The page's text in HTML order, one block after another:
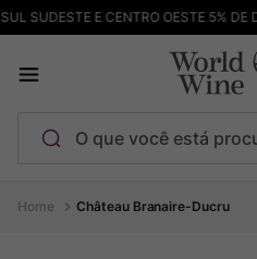
SUDESTE E CENTRO OESTE 5% DE
Château Branaire-Ducru
Termos mais buscados